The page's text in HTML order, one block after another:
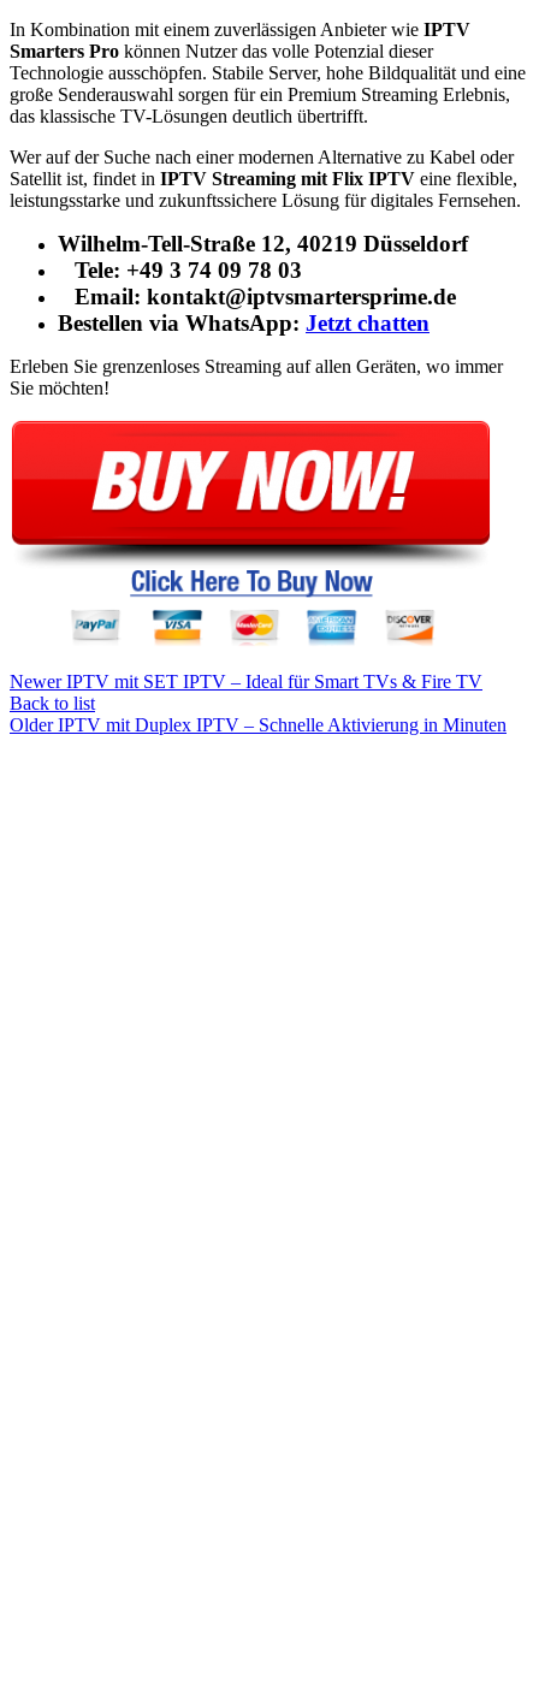
In Kombination mit einem zuverlässigen Anbieter wie IPTV
Smarters Pro können Nutzer das volle Potenzial dieser
Technologie ausschöpfen. Stabile Server, hohe Bildqualität und eine
große Senderauswahl sorgen für ein Premium Streaming Erlebnis,
das klassische TV-Lösungen deutlich übertrifft.
Wer auf der Suche nach einer modernen Alternative zu Kabel oder
Satellit ist, findet in IPTV Streaming mit Flix IPTV eine flexible,
leistungsstarke und zukunftssichere Lösung für digitales Fernsehen.
Wilhelm-Tell-Straße 12, 40219 Düsseldorf
Tele: +49 3 74 09 78 03
Email: kontakt@iptvsmartersprime.de
Bestellen via WhatsApp: Jetzt chatten
Erleben Sie grenzenloses Streaming auf allen Geräten, wo immer
Sie möchten!
Newer IPTV mit SET IPTV – Ideal für Smart TVs & Fire TV
Back to list
Older IPTV mit Duplex IPTV – Schnelle Aktivierung in Minuten